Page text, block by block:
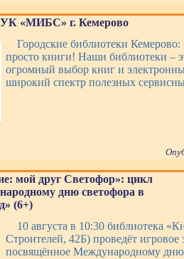
«МИБС» г. Кемерово
Городские библиотеки
просто книги! Наши библиотеки –
огромный выбор книг и
широкий спектр полезных
мой друг Светофор»: цикл
дню светофора в
(6+)
10 августа в 10:30 библиотека
Строителей, 42Б) проведёт игровое
посвящённое Международному дню